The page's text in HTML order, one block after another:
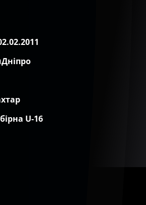
Дніпро
U-16